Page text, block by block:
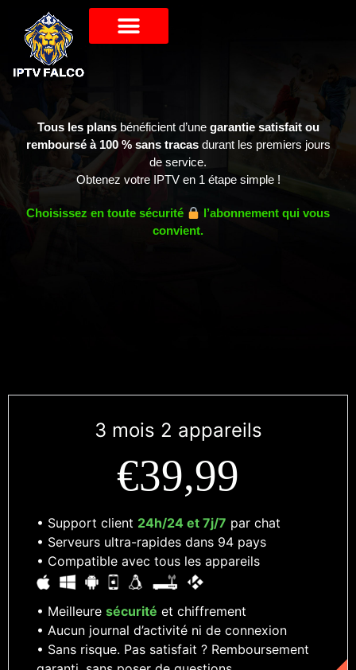
Tous les plansbénéficient d’une garantie satisfait ou
remboursé à 100 % sans tracasdurant les premiers jours
de service.
Obtenez votre IPTV en 1 étape simple !
Choisissez en toute sécurité
l’abonnement qui vous
convient.
3 mois 2 appareils
€39,99
• Support client 24h/24 et 7j/7 par chat
• Serveurs ultra-rapides dans 94 pays
• Compatible avec tous les appareils
• Meilleure sécurité et chiffrement
• Aucun journal d’activité ni de connexion
• Sans risque. Pas satisfait ? Remboursement